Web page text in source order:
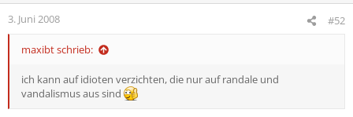
3. Juni 2008 #52
maxibt schrieb:
ich kann auf idioten verzichten, die nur auf randale und
vandalismus aus sind